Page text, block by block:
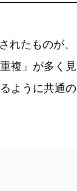
れたものが、
複」が多く見
ように共通の